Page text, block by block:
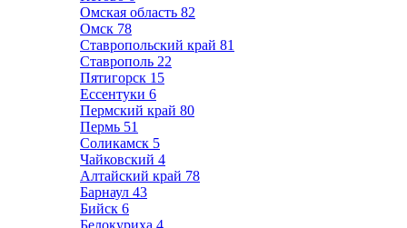
Омская область 82
Омск 78
Ставропольский край 81
Ставрополь 22
Пятигорск 15
Ессентуки 6
Пермский край 80
Пермь 51
Соликамск 5
Чайковский 4
Алтайский край 78
Барнаул 43
Бийск 6
Белокуриха 4